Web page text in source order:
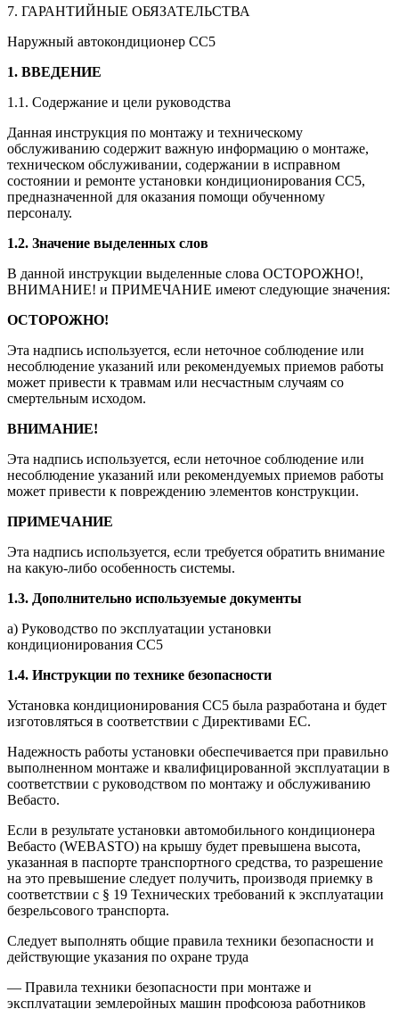
7. ГАРАНТИЙНЫЕ ОБЯЗАТЕЛЬСТВА
Наружный автокондиционер СС5
1. ВВЕДЕНИЕ
1.1. Содержание и цели руководства
Данная инструкция по монтажу и техническому
обслуживанию содержит важную информацию о монтаже,
техническом обслуживании, содержании в исправном
состоянии и ремонте установки кондиционирования СС5,
предназначенной для оказания помощи обученному
персоналу.
1.2. Значение выделенных слов
В данной инструкции выделенные слова ОСТОРОЖНО!,
ВНИМАНИЕ! и ПРИМЕЧАНИЕ имеют следующие значения:
ОСТОРОЖНО!
Эта надпись используется, если неточное соблюдение или
несоблюдение указаний или рекомендуемых приемов работы
может привести к травмам или несчастным случаям со
смертельным исходом.
ВНИМАНИЕ!
Эта надпись используется, если неточное соблюдение или
несоблюдение указаний или рекомендуемых приемов работы
может привести к повреждению элементов конструкции.
ПРИМЕЧАНИЕ
Эта надпись используется, если требуется обратить внимание
на какую-либо особенность системы.
1.3. Дополнительно используемые документы
а) Руководство по эксплуатации установки
кондиционирования СС5
1.4. Инструкции по технике безопасности
Установка кондиционирования СС5 была разработана и будет
изготовляться в соответствии с Директивами ЕС.
Надежность работы установки обеспечивается при правильно
выполненном монтаже и квалифицированной эксплуатации в
соответствии с руководством по монтажу и обслуживанию
Вебасто.
Если в результате установки автомобильного кондиционера
Вебасто (WEBASTO) на крышу будет превышена высота,
указанная в паспорте транспортного средства, то разрешение
на это превышение следует получить, производя приемку в
соответствии с § 19 Технических требований к эксплуатации
безрельсового транспорта.
Следует выполнять общие правила техники безопасности и
действующие указания по охране труда
— Правила техники безопасности при монтаже и
эксплуатации землеройных машин профсоюза работников